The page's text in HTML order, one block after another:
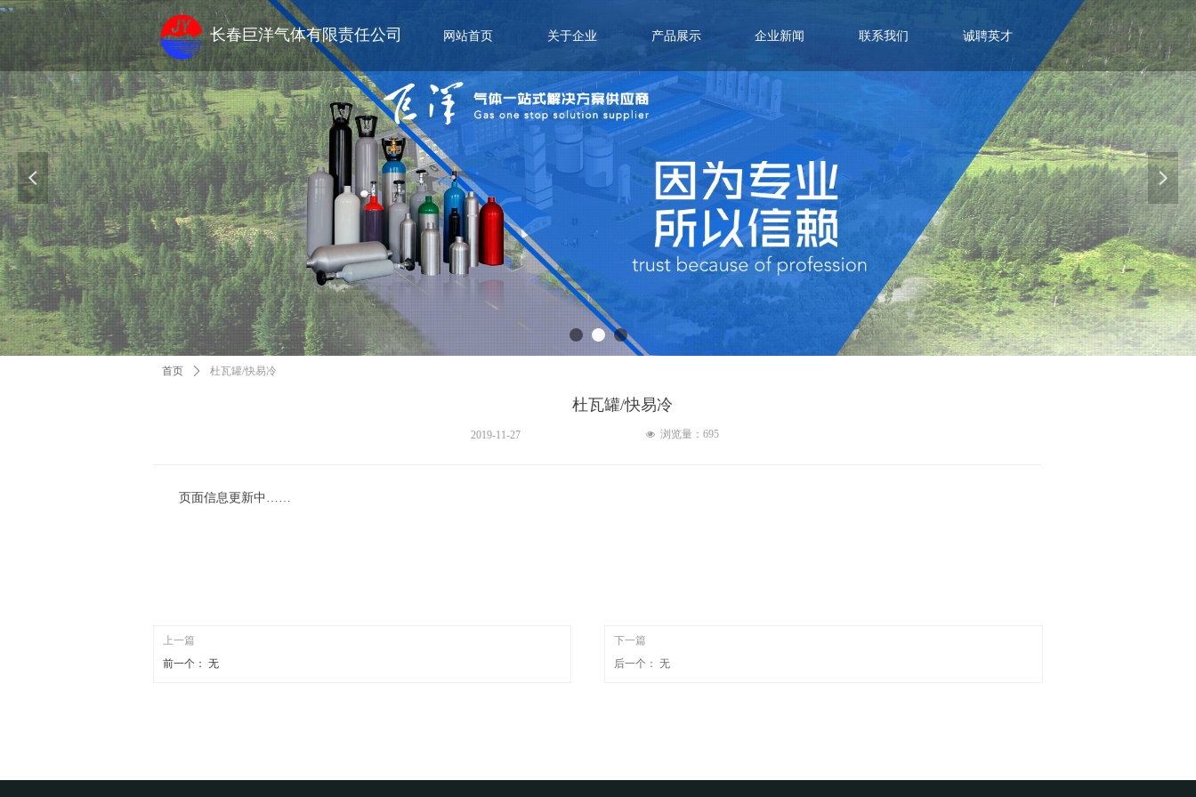
넳 넲
网站首页 关于企业 产品展示 企业新闻 联系我们 诚聘英才
长春巨洋气体有限责任公司
杜瓦罐/快易冷
2019-11-27
页面信息更新中……
上一篇
前一个： 无
下一篇
后一个： 无
넶 浏览量： 695
首页 ꄲ 杜瓦罐/快易冷